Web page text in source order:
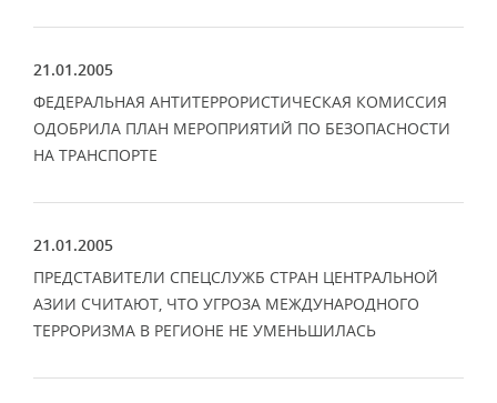
21.01.2005
ФЕДЕРАЛЬНАЯ АНТИТЕРРОРИСТИЧЕСКАЯ КОМИССИЯ
ОДОБРИЛА ПЛАН МЕРОПРИЯТИЙ ПО БЕЗОПАСНОСТИ
НА ТРАНСПОРТЕ
21.01.2005
ПРЕДСТАВИТЕЛИ СПЕЦСЛУЖБ СТРАН ЦЕНТРАЛЬНОЙ
АЗИИ СЧИТАЮТ, ЧТО УГРОЗА МЕЖДУНАРОДНОГО
ТЕРРОРИЗМА В РЕГИОНЕ НЕ УМЕНЬШИЛАСЬ